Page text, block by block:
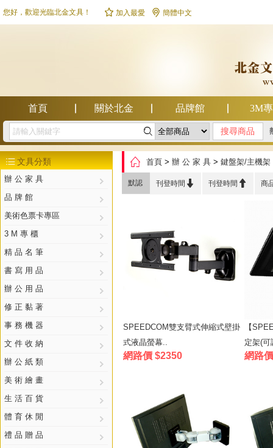
您好，歡迎光臨北金文具！  加入最愛  簡體中文
首頁 關於北金 品牌館 3M
幫助中心 
文具分類
辦 公 家 具
品 牌 館
美術色票卡專區
3 M 專 櫃
精 品 名 筆
書 寫 用 品
辦 公 用 品
修 正 黏 著
事 務 機 器
文 件 收 納
辦 公 紙 類
美 術 繪 畫
生 活 百 貨
體 育 休 閒
禮 品 贈 品
 首頁 > 辦 公 家 具 > 鍵盤架/主機架
默認 刊登時間  刊登時間  商
SPEEDCOM雙支臂式伸縮式壁掛
式液晶螢幕..
網路價 $2350
【
定架(可
網路